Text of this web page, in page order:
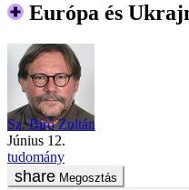
Európa és
Sz. Bíró Zoltán
június 12.
tudomány
Megosztás